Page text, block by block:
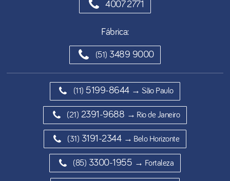
4007 2771
Fábrica:
(51) 3489 9000
(11) 5199-8644 → São Paulo
(21) 2391-9688 → Rio de Janeiro
(31) 3191-2344 → Belo Horizonte
(85) 3300-1955 → Fortaleza